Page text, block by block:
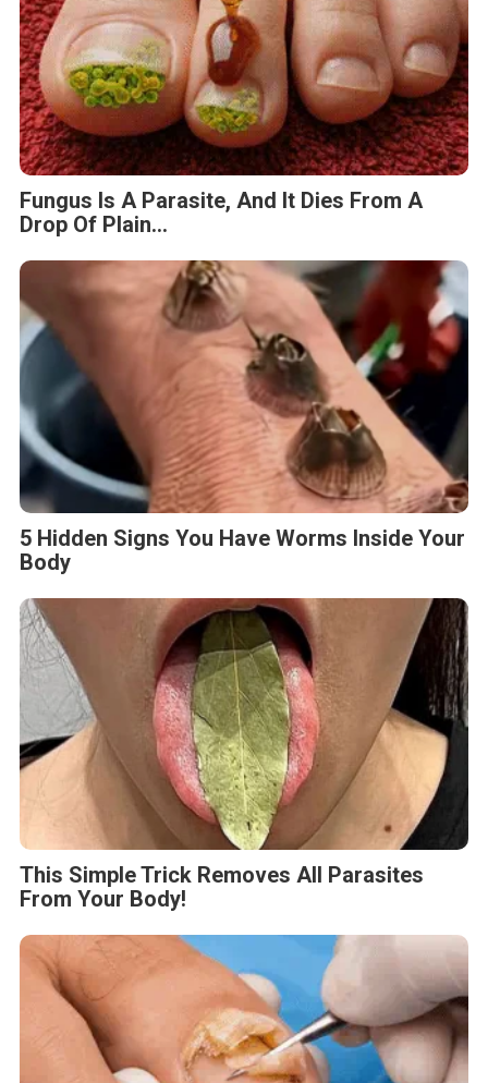
Fungus Is A Parasite, And It Dies From A
Drop Of Plain...
5 Hidden Signs You Have Worms Inside Your
Body
This Simple Trick Removes All Parasites
From Your Body!